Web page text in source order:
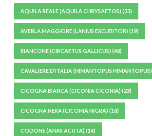
AQUILA REALE (AQUILA CHRYSAETOS) (33)
AVERLA MAGGIORE (LANIUS EXCUBITOR) (19)
BIANCONE (CIRCAETUS GALLICUS) (48)
CAVALIERE D’ITALIA (HIMANTOPUS HIMANTOPUS)
CICOGNA BIANCA (CICONIA CICONIA) (23)
CICOGNA NERA (CICONIA NIGRA) (18)
CODONE (ANAS ACUTA) (16)